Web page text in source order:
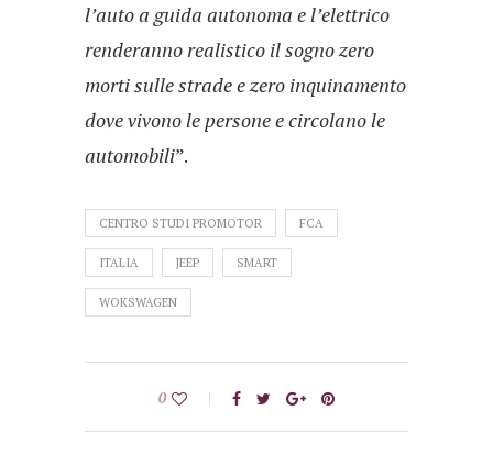
l’auto a guida autonoma e l’elettrico
renderanno realistico il sogno zero
morti sulle strade e zero inquinamento
dove vivono le persone e circolano le
automobili”.
CENTRO STUDI PROMOTOR FCA
ITALIA JEEP SMART
WOKSWAGEN
0